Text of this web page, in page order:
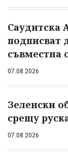
Саудитска
подписват
съвместна
07.08.2026
Зеленски
срещу
07.08.2026